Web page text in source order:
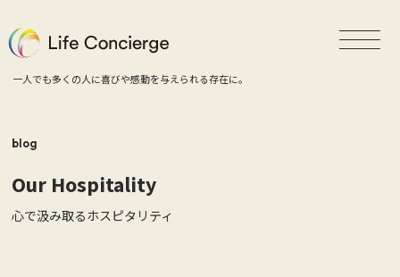
一人でも多くの人に喜びや感動を与えられる存在に。
blog
Our Hospitality
心で汲み取るホスピタリティ